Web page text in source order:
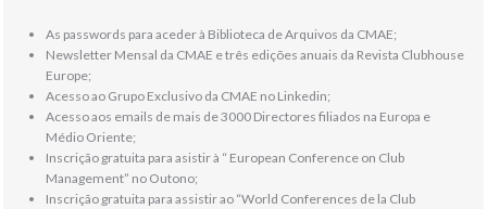
As passwords para aceder à Biblioteca de Arquivos da CMAE;
Newsletter Mensal da CMAE e três edições anuais da Revista Clubhouse
Europe;
Acesso ao Grupo Exclusivo da CMAE no Linkedin;
Acesso aos emails de mais de 3000 Directores filiados na Europa e
Médio Oriente;
Inscrição gratuita para asistir à “ European Conference on Club
Management” no Outono;
Inscrição gratuita para assistir ao “World Conferences de la Club